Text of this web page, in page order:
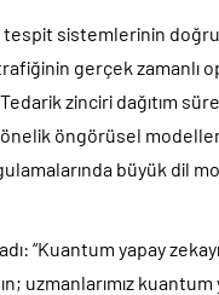
tespit sistemlerinin
gerçek zamanlı
zinciri dağıtım
öngörüsel
büyük dil
“Kuantum yapay
uzmanlarımız